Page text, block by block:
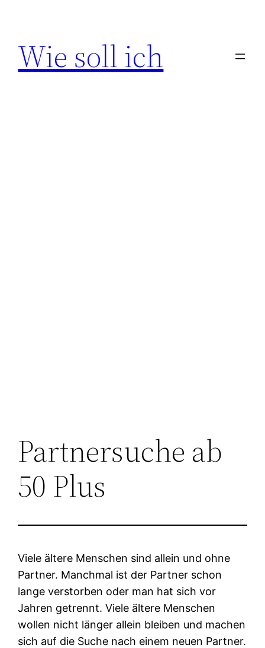
springen
Wie soll ich
Partnersuche ab
50 Plus
Viele ältere Menschen sind allein und ohne
Partner. Manchmal ist der Partner schon
lange verstorben oder man hat sich vor
Jahren getrennt. Viele ältere Menschen
wollen nicht länger allein bleiben und machen
sich auf die Suche nach einem neuen Partner.